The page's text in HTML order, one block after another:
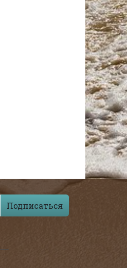
Подписаться